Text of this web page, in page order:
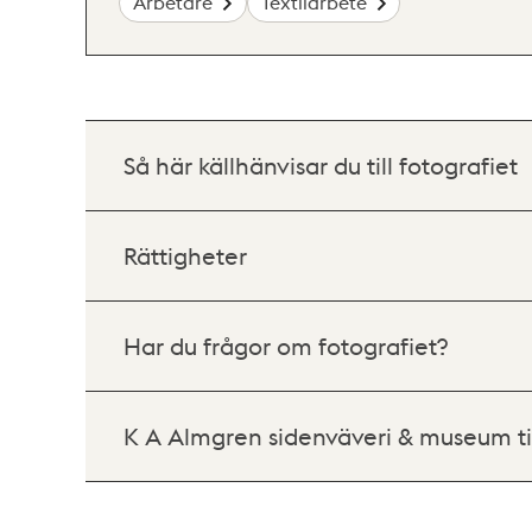
Så här källhänvisar du till fotografiet
Rättigheter
Har du frågor om fotografiet?
K A Almgren sidenväveri & museum